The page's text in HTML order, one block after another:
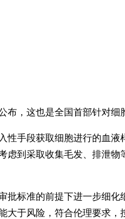
，这也是全国首部针对细
性手段获取细胞进行的血
到采取收集毛发、排泄
标准的前提下进一步细
于风险，符合伦理要求